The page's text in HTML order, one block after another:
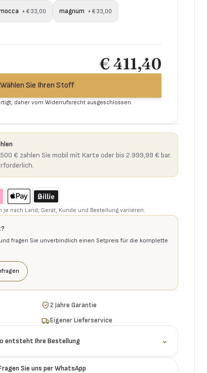
+ € 33,00 magnum + € 33,00
€ 411,40
Wählen Sie Ihren Stoff
daher vom Widerrufsrecht ausgeschlossen.
€ zahlen Sie mobil mit Karte oder bis 2.999,99 € bar.
nach Land, Gerät, Kunde und Bestellung variieren.
fragen Sie unverbindlich einen Setpreis für die komplette
2 Jahre Garantie
Eigener Lieferservice
entsteht Ihre Bestellung ⌄
Sie uns per WhatsApp